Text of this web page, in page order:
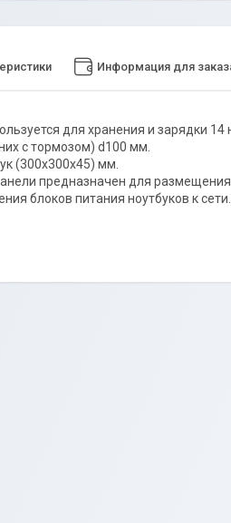
Информация для
для хранения и зарядки 14
с тормозом) d100 мм.
(300х300х45) мм.
предназначен для
блоков питания ноутбуков к